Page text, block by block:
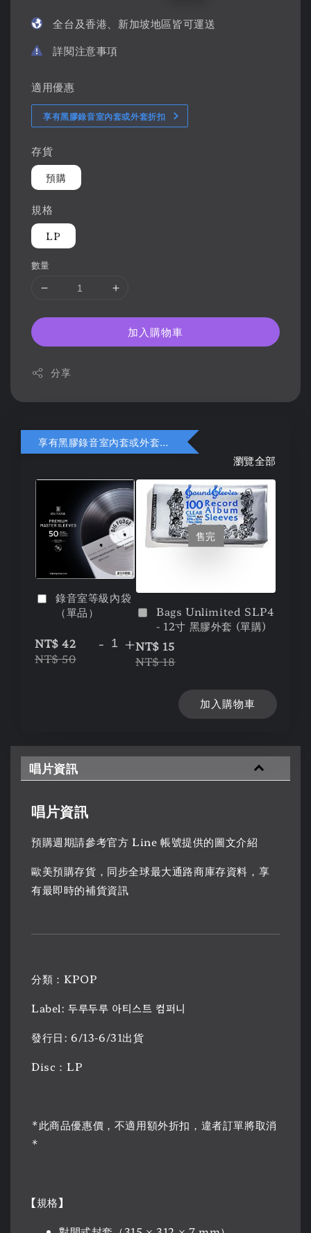
全台及香港、新加坡地區皆可運送
詳閱注意事項
適用優惠
享有黑膠錄音室內套或外套折扣
存貨
預購
規格
LP
數量
加入購物車
分享
享有黑膠錄音室內套或外套折扣
瀏覽全部
錄音室等級內袋
（單品）
NT$ 42
NT$ 50
- +
售完
Bags Unlimited SLP4
- 12寸 黑膠外套 (單購)
NT$ 15
NT$ 18
加入購物車
唱片資訊
唱片資訊
預購週期請參考官方 Line 帳號提供的圖文介紹
歐美預購存貨，同步全球最大通路商庫存資料，享
有最即時的補貨資訊
分類：KPOP
Label: 두루두루 아티스트 컴퍼니
發行日: 6/13-6/31出貨
Disc：LP
*此商品優惠價，不適用額外折扣，違者訂單將取消
*
【規格】